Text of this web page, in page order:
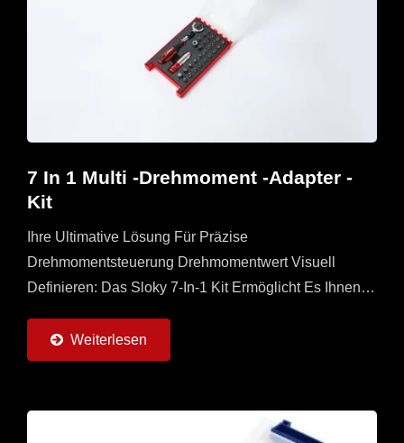
7 In 1 Multi -Drehmoment -Adapter -
Kit
Ihre Ultimative Lösung Für Präzise
Drehmomentsteuerung Drehmomentwert Visuell
Definieren: Das Sloky 7-In-1 Kit Ermöglicht Es Ihnen,
Adapter Visuell Einzustellen...
Weiterlesen